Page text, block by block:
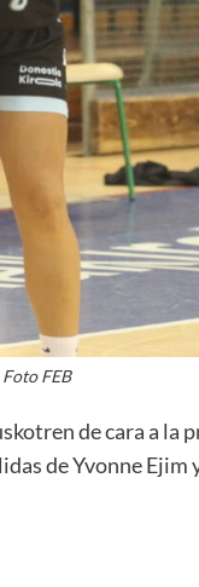
Foto FEB
de cara a la
de Yvonne
La
Nos
que el
Leer